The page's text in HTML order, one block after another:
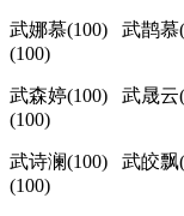
武娜慕(100) 武鹊
(100)
武森婷(100) 武晟
(100)
武诗澜(100) 武皎
(100)